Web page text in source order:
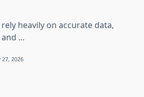
heavily on accurate data,
...
27, 2026